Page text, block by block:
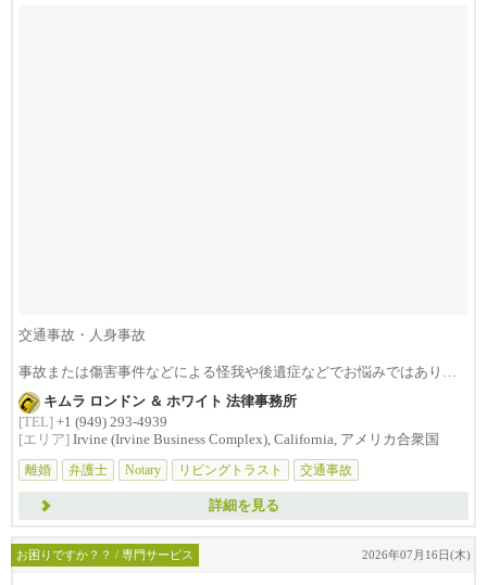
交通事故・人身事故
事故または傷害事件などによる怪我や後遺症などでお悩みではありま
せんか？損害賠償は治療費...
キムラ ロンドン ＆ ホワイト 法律事務所
[TEL] +1 (949) 293-4939
[エリア] Irvine (Irvine Business Complex), California, アメリカ合衆国
離婚
弁護士 Notary リビングトラスト 交通事故
詳細を見る
お困りですか？？ / 専門サービス 2026年07月16日(木)